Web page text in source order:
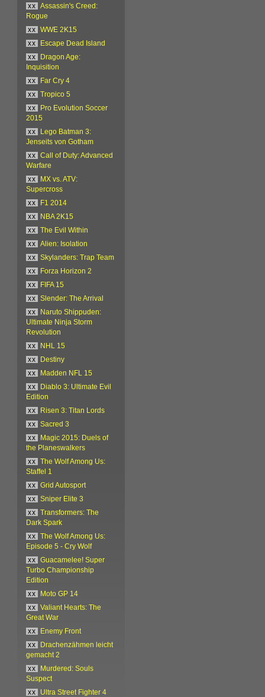
xx
Assassin's Creed:
Rogue
xx
WWE 2K15
xx
Escape Dead Island
xx
Dragon Age:
Inquisition
xx
Far Cry 4
xx
Tropico 5
xx
Pro Evolution Soccer
2015
xx
Lego Batman 3:
Jenseits von Gotham
xx
Call of Duty: Advanced
Warfare
xx
MX vs. ATV:
Supercross
xx
F1 2014
xx
NBA 2K15
xx
The Evil Within
xx
Alien: Isolation
xx
Skylanders: Trap Team
xx
Forza Horizon 2
xx
FIFA 15
xx
Slender: The Arrival
xx
Naruto Shippuden:
Ultimate Ninja Storm
Revolution
xx
NHL 15
xx
Destiny
xx
Madden NFL 15
xx
Diablo 3: Ultimate Evil
Edition
xx
Risen 3: Titan Lords
xx
Sacred 3
xx
Magic 2015: Duels of
the Planeswalkers
xx
The Wolf Among Us:
Staffel 1
xx
Grid Autosport
xx
Sniper Elite 3
xx
Transformers: The
Dark Spark
xx
The Wolf Among Us:
Episode 5 - Cry Wolf
xx
Guacamelee! Super
Turbo Championship
Edition
xx
Moto GP 14
xx
Valiant Hearts: The
Great War
xx
Enemy Front
xx
Drachenzähmen leicht
gemacht 2
xx
Murdered: Souls
Suspect
xx
Ultra Street Fighter 4